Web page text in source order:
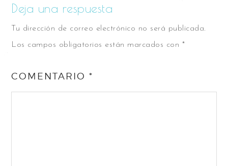
Deja una respuesta
Tu dirección de correo electrónico no será publicada.
Los campos obligatorios están marcados con *
COMENTARIO*